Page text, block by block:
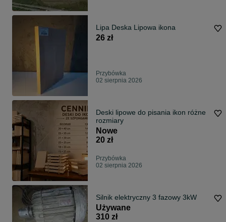
Lipa Deska Lipowa ikona
26 zł
Przybówka
02 sierpnia 2026
Deski lipowe do pisania ikon różne
rozmiary
Nowe
20 zł
Przybówka
02 sierpnia 2026
Silnik elektryczny 3 fazowy 3kW
Używane
310 zł